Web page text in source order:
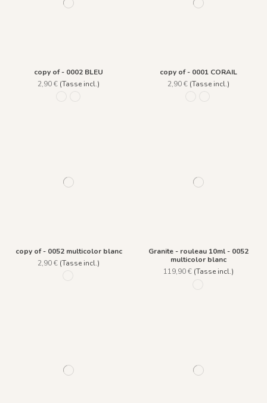
copy of - 0002 BLEU
2,90 € (Tasse incl.)
copy of - 0001 CORAIL
2,90 €(Tasse incl.)
copy of - 0052 multicolor blanc
2,90 € (Tasse incl.)
Granite - rouleau 10ml - 0052
multicolor blanc
119,90 €(Tasse incl.)